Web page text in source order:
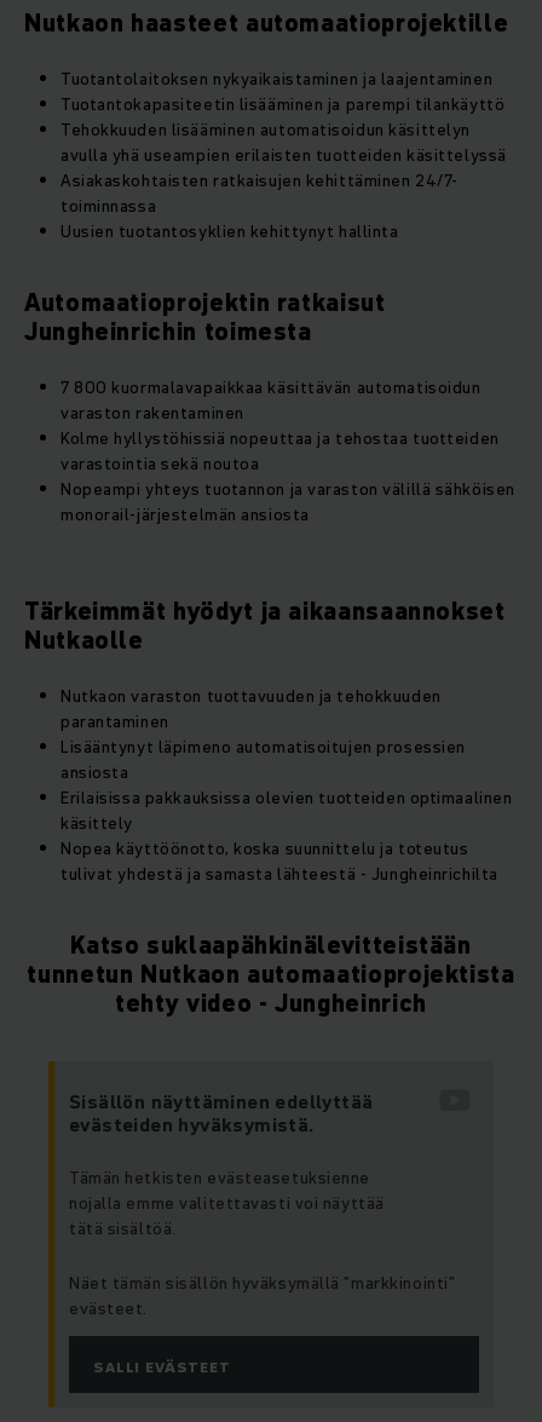
Nutkaon haasteet automaatioprojektille
Tuotantolaitoksen nykyaikaistaminen ja laajentaminen
Tuotantokapasiteetin lisääminen ja parempi tilankäyttö
Tehokkuuden lisääminen automatisoidun käsittelyn
avulla yhä useampien erilaisten tuotteiden käsittelyssä
Asiakaskohtaisten ratkaisujen kehittäminen 24/7-
toiminnassa
Uusien tuotantosyklien kehittynyt hallinta
Automaatioprojektin ratkaisut
Jungheinrichin toimesta
7 800 kuormalavapaikkaa käsittävän automatisoidun
varaston rakentaminen
Kolme hyllystöhissiä nopeuttaa ja tehostaa tuotteiden
varastointia sekä noutoa
Nopeampi yhteys tuotannon ja varaston välillä sähköisen
monorail-järjestelmän ansiosta
Tärkeimmät hyödyt ja aikaansaannokset
Nutkaolle
Nutkaon varaston tuottavuuden ja tehokkuuden
parantaminen
Lisääntynyt läpimeno automatisoitujen prosessien
ansiosta
Erilaisissa pakkauksissa olevien tuotteiden optimaalinen
käsittely
Nopea käyttöönotto, koska suunnittelu ja toteutus
tulivat yhdestä ja samasta lähteestä - Jungheinrichilta
Katso suklaapähkinälevitteistään
tunnetun Nutkaon automaatioprojektista
tehty video - Jungheinrich
Sisällön näyttäminen edellyttää
evästeiden hyväksymistä.
Tämän hetkisten evästeasetuksienne
nojalla emme valitettavasti voi näyttää
tätä sisältöä.
Näet tämän sisällön hyväksymällä ”markkinointi”
evästeet.
SALLI EVÄSTEET